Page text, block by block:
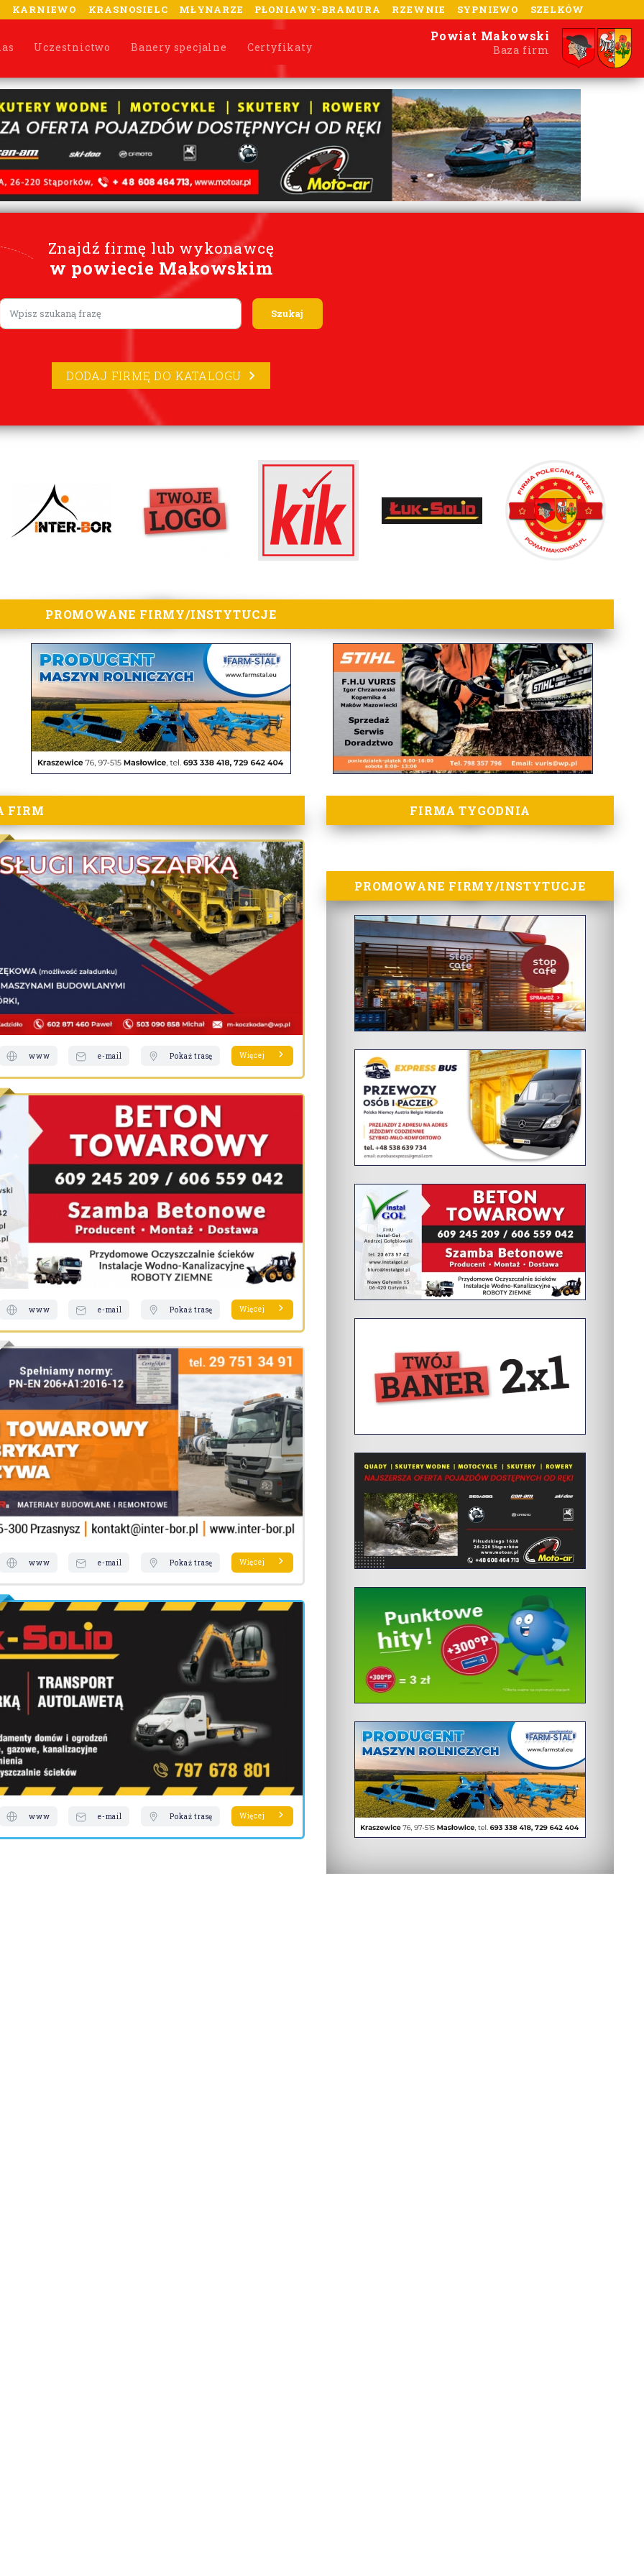
KARNIEWO KRASNOSIELC MŁYNARZE PŁONIAWY-BRAMURA RZEWNIE SYPNIEWO SZELKÓW
Uczestnictwo Banery specjalne Certyfikaty
Powiat Makowski
Baza firm
Znajdź firmę lub wykonawcę
w powiecie Makowskim
Lorem ipsum
DODAJ FIRMĘ DO KATALOGU
PROMOWANE FIRMY/INSTYTUCJE
FIRM
www e-mail Pokaż trasę Więcej
www e-mail Pokaż trasę Więcej
www e-mail Pokaż trasę Więcej
www e-mail Pokaż trasę Więcej
FIRMA TYGODNIA
PROMOWANE FIRMY/INSTYTUCJE